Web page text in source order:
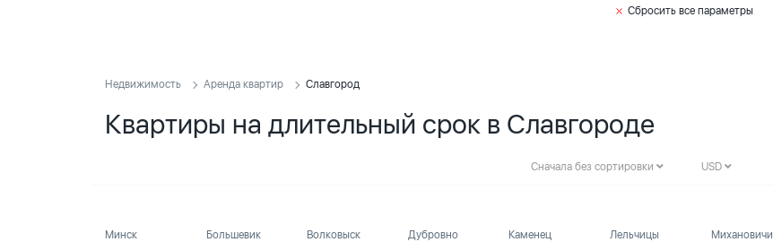
Сбросить все параметры
Недвижимость Аренда квартир Славгород
Квартиры на длительный срок в Славгороде
Сначала без сортировки USD
Минск
Большевик
Волковыск
Дубровно
Каменец
Лельчицы
Михановичи